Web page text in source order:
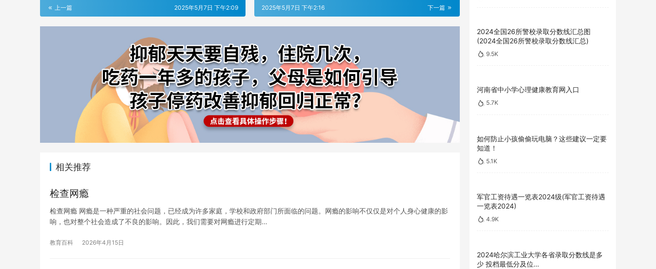
上一篇 2025年5月7日 下午2:09 下一篇
2025年5月7日 下午2:16
相关推荐
检查网瘾
检查网瘾 网瘾是一种严重的社会问题，已经成为许多家庭，学校和政府部门所面临的问题。网瘾的影响不仅仅是对个人身心健康的影
响，也对整个社会造成了不良的影响。因此，我们需要对网瘾进行定期…
教育百科 2026年4月15日
2024全国26所警校录取分数线汇总图
(2024全国26所警校录取分数线汇总)
9.5K
河南省中小学心理健康教育网入口
5.7K
如何防止小孩偷偷玩电脑？这些建议一定要
知道！
5.1K
军官工资待遇一览表2024级(军官工资待遇
一览表2024)
4.9K
2024哈尔滨工业大学各省录取分数线是多
少 投档最低分及位…